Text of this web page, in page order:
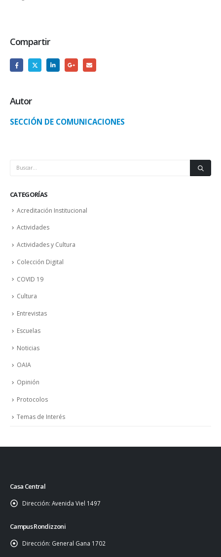
Compartir
Autor
SECCIÓN DE COMUNICACIONES
CATEGORÍAS
Acreditación Institucional
Actividades
Actividades y Cultura
Colección Digital
COVID 19
Cultura
Entrevistas
Escuelas
Noticias
OAIA
Opinión
Protocolos
Temas de Interés
Casa Central
Dirección: Avenida Viel 1497
Campus Rondizzoni
Dirección: General Gana 1702